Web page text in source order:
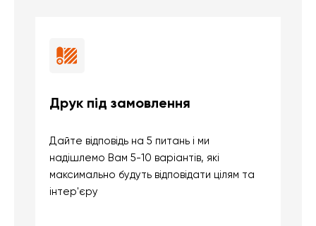
Друк під замовлення
Дайте відповідь на 5 питань і ми
надішлемо Вам 5-10 варіантів, які
максимально будуть відповідати цілям та
інтер'єру